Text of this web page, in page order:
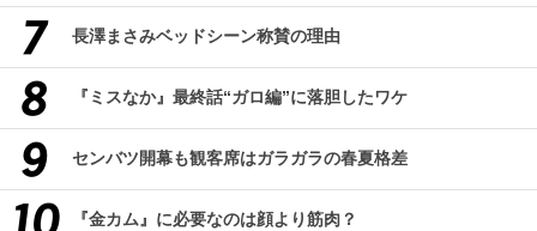
長澤まさみベッドシーン称賛の理由
『ミスなか』最終話“ガロ編”に落胆したワケ
センバツ開幕も観客席はガラガラの春夏格差
『金カム』に必要なのは顔より筋肉？